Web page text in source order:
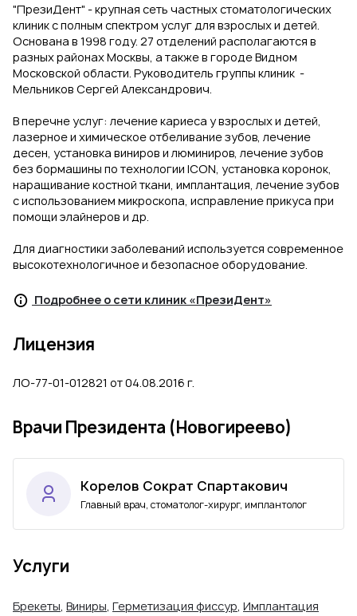
"ПрезиДент" - крупная сеть частных стоматологических
клиник с полным спектром услуг для взрослых и детей.
Основана в 1998 году. 27 отделений располагаются в
разных районах Москвы, а также в городе Видном
Московской области. Руководитель группы клиник -
Мельников Сергей Александрович.
В перечне услуг: лечение кариеса у взрослых и детей,
лазерное и химическое отбеливание зубов, лечение
десен, установка виниров и люминиров, лечение зубов
без бормашины по технологии ICON, установка коронок,
наращивание костной ткани, имплантация, лечение зубов
с использованием микроскопа, исправление прикуса при
помощи элайнеров и др.
Для диагностики заболеваний используется современное
высокотехнологичное и безопасное оборудование.
Подробнее о сети клиник «ПрезиДент»
Лицензия
ЛО-77-01-012821 от 04.08.2016 г.
Врачи Президента (Новогиреево)
Корелов Сократ Спартакович
Главный врач, стоматолог-хирург, имплантолог
Услуги
Брекеты Виниры Герметизация фиссур Имплантация